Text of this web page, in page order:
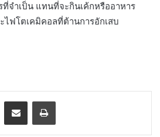
ที่จำเป็น แทนที่จะกินเค้กหรืออาหาร
ไฟโตเคมิคอลที่ต้านการอักเสบ
Share via Email Print